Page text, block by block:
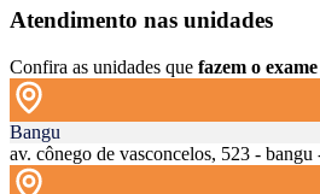
Atendimento nas unidades
Confira as unidades que fazem o exame
Bangu
av. cônego de vasconcelos, 523 - bangu